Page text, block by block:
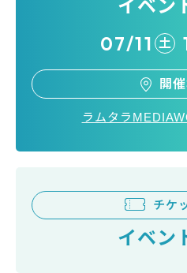
イベン
07/11 土
開
ラムタラ
チケ
イベン